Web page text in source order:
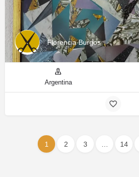
Florencia Burgos
Argentina
1 2 3 14